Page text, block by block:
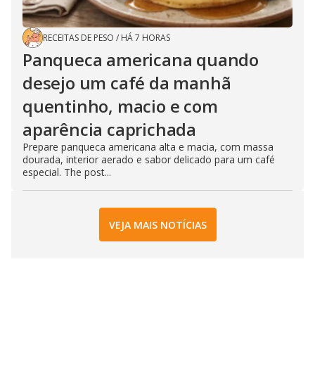
RECEITAS DE PESO / HÁ 7 HORAS
Panqueca americana quando
desejo um café da manhã
quentinho, macio e com
aparência caprichada
Prepare panqueca americana alta e macia, com massa
dourada, interior aerado e sabor delicado para um café
especial. The post...
VEJA MAIS NOTÍCIAS